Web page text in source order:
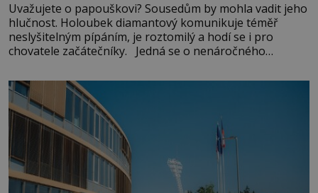
Uvažujete o papouškovi? Sousedům by mohla vadit jeho
hlučnost. Holoubek diamantový komunikuje téměř
neslyšitelným pípáním, je roztomilý a hodí se i pro
chovatele začátečníky. Jedná se o nenáročného
času tráví na zemi, kde sbírá zbytky semínek Jeho
domovinou je prakticky celá Austrálie s výjimkou
pobřežní oblasti.